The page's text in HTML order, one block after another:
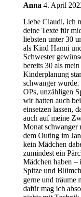
Anna 4. April
Liebe Claudi, ich
deine Texte für
liebsten unter 30
als Kind Hanni
Schwester
bereits 30 als
Kinderplanung
schwanger
OPs, unzähligen
wir hatten auch
einsetzen lassen,
auch auf meine
Monat schwanger
dem Outing im
kein Mädchen
zumindest ein
Mädchen haben –
Spitze und
gerne und träume
dafür mag ich